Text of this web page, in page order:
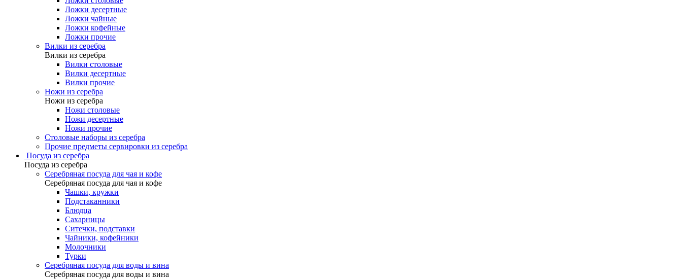
Ложки десертные
Ложки чайные
Ложки кофейные
Ложки прочие
Вилки из серебра
Вилки из серебра
Вилки столовые
Вилки десертные
Вилки прочие
Ножи из серебра
Ножи из серебра
Ножи столовые
Ножи десертные
Ножи прочие
Столовые наборы из серебра
Прочие предметы сервировки из серебра
Посуда из серебра
Посуда из серебра
Серебряная посуда для чая и кофе
Серебряная посуда для чая и кофе
Чашки, кружки
Подстаканники
Блюдца
Сахарницы
Ситечки, подставки
Чайники, кофейники
Молочники
Турки
Серебряная посуда для воды и вина
Серебряная посуда для воды и вина